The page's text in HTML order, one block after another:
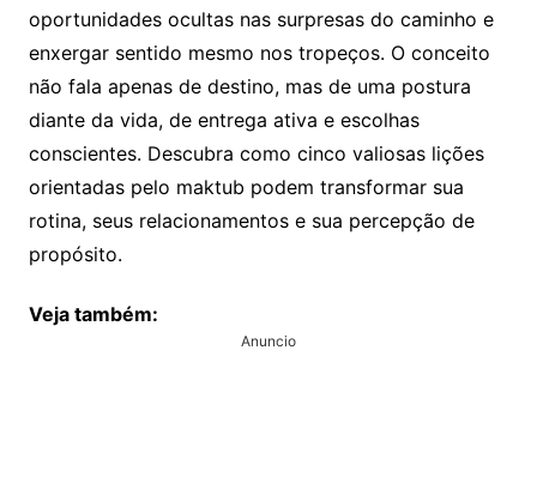
oportunidades ocultas nas surpresas do caminho e
enxergar sentido mesmo nos tropeços. O conceito
não fala apenas de destino, mas de uma postura
diante da vida, de entrega ativa e escolhas
conscientes. Descubra como cinco valiosas lições
orientadas pelo maktub podem transformar sua
rotina, seus relacionamentos e sua percepção de
propósito.
Veja também:
Anuncio